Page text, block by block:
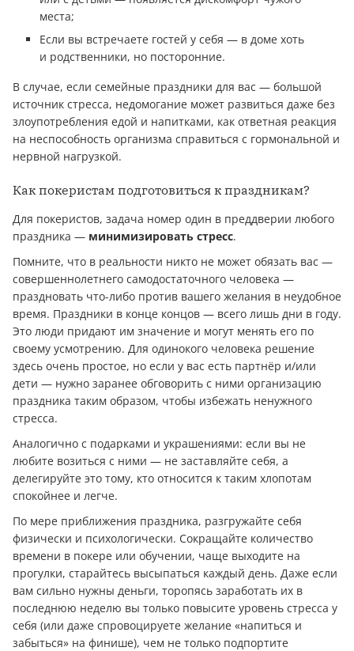
места;
Если вы встречаете гостей у себя — в доме хоть
и родственники, но посторонние.
В случае, если семейные праздники для вас — большой
источник стресса, недомогание может развиться даже без
злоупотребления едой и напитками, как ответная реакция
на неспособность организма справиться с гормональной и
нервной нагрузкой.
Как покеристам подготовиться к праздникам?
Для покеристов, задача номер один в преддверии любого
праздника — минимизировать стресс.
Помните, что в реальности никто не может обязать вас —
совершеннолетнего самодостаточного человека —
праздновать что-либо против вашего желания в неудобное
время. Праздники в конце концов — всего лишь дни в году.
Это люди придают им значение и могут менять его по
своему усмотрению. Для одинокого человека решение
здесь очень простое, но если у вас есть партнёр и/или
дети — нужно заранее обговорить с ними организацию
праздника таким образом, чтобы избежать ненужного
стресса.
Аналогично с подарками и украшениями: если вы не
любите возиться с ними — не заставляйте себя, а
делегируйте это тому, кто относится к таким хлопотам
спокойнее и легче.
По мере приближения праздника, разгружайте себя
физически и психологически. Сокращайте количество
времени в покере или обучении, чаще выходите на
прогулки, старайтесь высыпаться каждый день. Даже если
вам сильно нужны деньги, торопясь заработать их в
последнюю неделю вы только повысите уровень стресса у
себя (или даже спровоцируете желание «напиться и
забыться» на финише), чем не только подпортите